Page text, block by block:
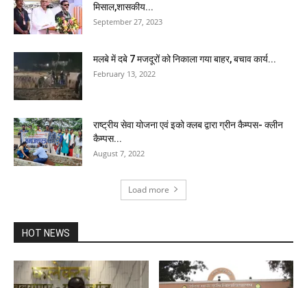
मिसाल,शासकीय...
September 27, 2023
मलबे में दबे 7 मजदूरों को निकाला गया बाहर, बचाव कार्य...
February 13, 2022
राष्ट्रीय सेवा योजना एवं इको क्लब द्वारा ग्रीन कैम्पस- क्लीन
कैम्पस...
August 7, 2022
Load more
HOT NEWS